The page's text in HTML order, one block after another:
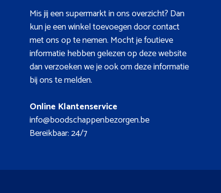
Mis jij een supermarkt in ons overzicht? Dan
kun je een winkel toevoegen door contact
met ons op te nemen. Mocht je foutieve
informatie hebben gelezen op deze website
dan verzoeken we je ook om deze informatie
bij ons te melden.
Online Klantenservice
info@boodschappenbezorgen.be
Bereikbaar: 24/7